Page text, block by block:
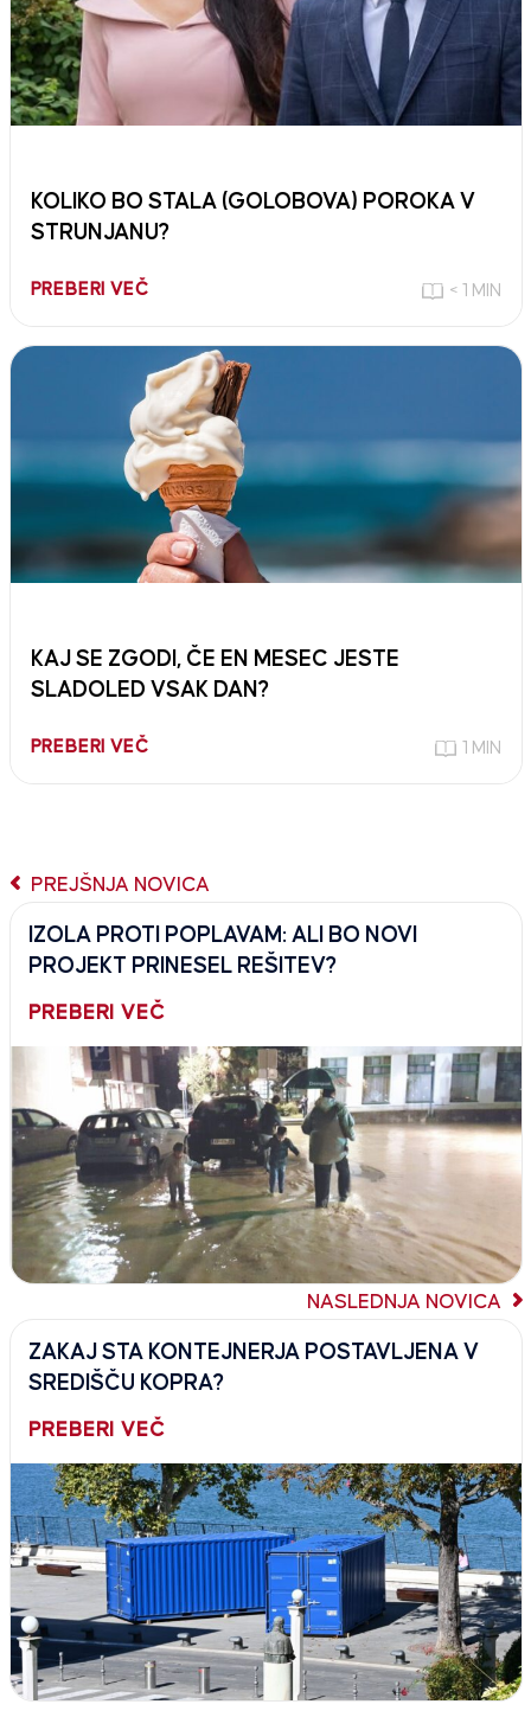
KOLIKO BO STALA (GOLOBOVA) POROKA V
STRUNJANU?
PREBERI VEČ < 1 MIN
KAJ SE ZGODI, ČE EN MESEC JESTE
SLADOLED VSAK DAN?
PREBERI VEČ 1 MIN
PREJŠNJA NOVICA
IZOLA PROTI POPLAVAM: ALI BO NOVI
PROJEKT PRINESEL REŠITEV?
PREBERI VEČ
NASLEDNJA NOVICA
ZAKAJ STA KONTEJNERJA POSTAVLJENA V
SREDIŠČU KOPRA?
PREBERI VEČ